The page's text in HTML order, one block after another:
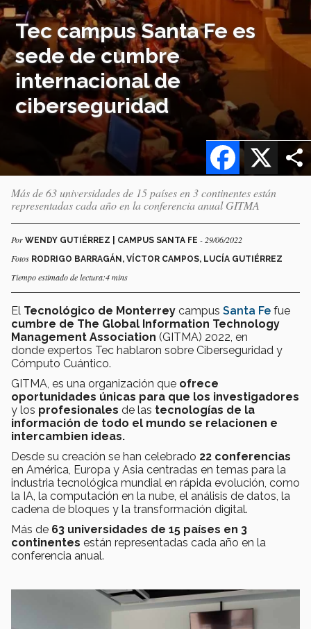
Tec campus Santa Fe es
sede de cumbre
internacional de
ciberseguridad
X
Facebook
Más de 63 universidades de 15 países en 3 continentes están
representadas cada año en la conferencia anual GITMA
Por WENDY GUTIÉRREZ | CAMPUS SANTA FE - 29/06/2022
Fotos RODRIGO BARRAGÁN, VÍCTOR CAMPOS, LUCÍA GUTIÉRREZ
Tiempo estimado de lectura:4 mins
El Tecnológico de Monterrey campus Santa Fe fue
cumbre de The Global Information Technology
Management Association (GITMA) 2022, en
donde expertos Tec hablaron sobre Ciberseguridad y
Cómputo Cuántico.
GITMA, es una organización que ofrece
oportunidades únicas para que los investigadores
y los profesionales de las tecnologías de la
información de todo el mundo se relacionen e
intercambien ideas.
Desde su creación se han celebrado 22 conferencias
en América, Europa y Asia centradas en temas para la
industria tecnológica mundial en rápida evolución, como
la IA, la computación en la nube, el análisis de datos, la
cadena de bloques y la transformación digital.
Más de 63 universidades de 15 países en 3
continentes están representadas cada año en la
conferencia anual.